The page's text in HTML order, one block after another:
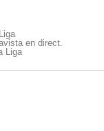
en direct.
Liga